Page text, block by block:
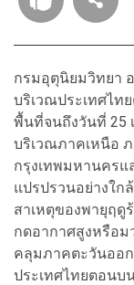
กรมอุตุนิยมวิทยา
บริเวณประเทศไท
พื้นที่จนถึงวันที่ 25
บริเวณภาคเหนือ
กรุงเทพมหานคร
แปรปรวนอย่างใก
สาเหตุของพายุฤดู
กดอากาศสูงหรือม
คลุมภาคตะวันออ
ประเทศไทยตอนบ